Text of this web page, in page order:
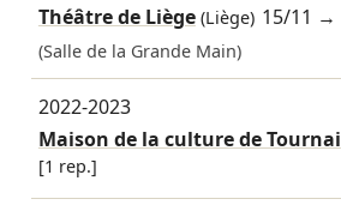
Théâtre de Liège(Liège) 15/11 →
(Salle de la Grande Main)
2022-2023
Maison de la culture de Tournai
[1 rep.]